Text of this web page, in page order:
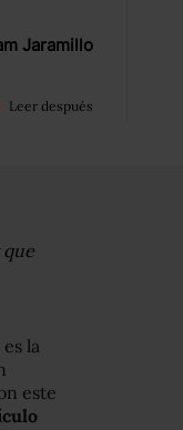
Jaramillo
Leer después
la
este